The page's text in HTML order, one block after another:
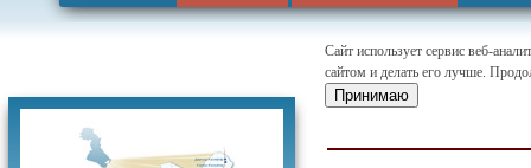
Сайт использует сервис веб-
сайтом и делать его лучше.
Принимаю